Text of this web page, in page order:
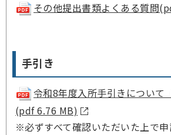
その他提出書類よくある質問
手引き
令和8年度入所手引きについて
(pdf 6.76 MB)
※必ずすべて確認いただいた上で申